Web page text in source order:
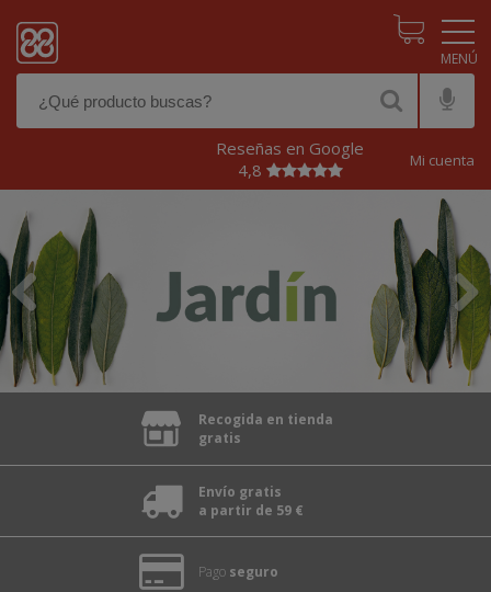
Reseñas en Google
4,8
Mi cuenta
Anterior
Recogida en tienda
gratis
Envío gratis
a partir de 59 €
Pago seguro